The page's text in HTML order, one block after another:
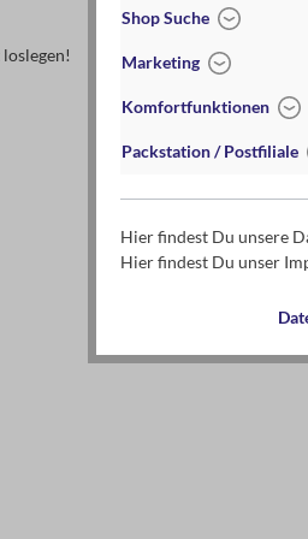
Shop Suche
Marketing
Komfortfunktionen
Packstation / Postfiliale
Hier findest Du unsere
Hier findest Du unser